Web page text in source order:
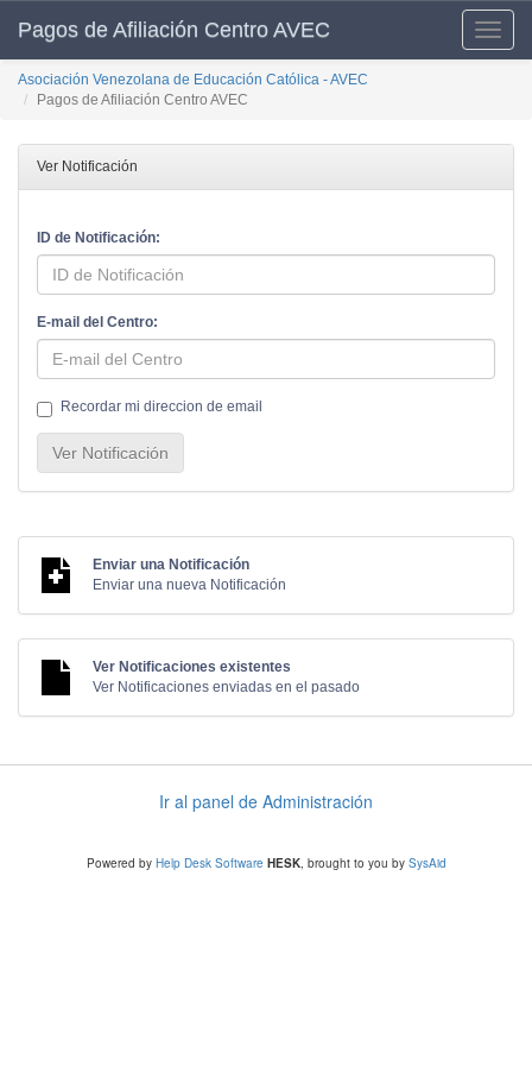
Toggle
Pagos de Afiliación Centro AVEC
Asociación Venezolana de Educación Católica - AVEC
Pagos de Afiliación Centro AVEC
Ver Notificación
ID de Notificación:
E-mail del Centro:
Recordar mi direccion de email
Enviar una Notificación
Enviar una nueva Notificación
Ver Notificaciones existentes
Ver Notificaciones enviadas en el pasado
Ir al panel de Administración
Powered by Help Desk Software HESK, brought to you by SysAid